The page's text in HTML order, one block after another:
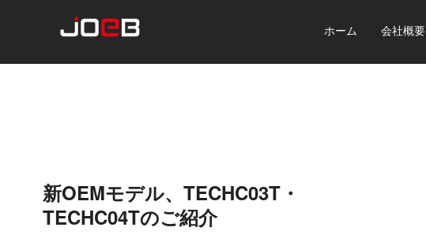
ホーム 会社概要
新OEMモデル、TECHC03T・
TECHC04Tのご紹介